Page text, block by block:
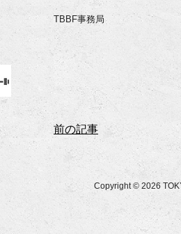
TBBF事務局
前の記事
Copyright © 2026